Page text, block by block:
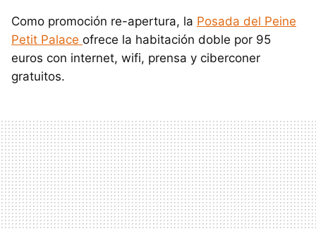
Como promoción re-apertura, la Posada del Peine
Petit Palace ofrece la habitación doble por 95
euros con internet, wifi, prensa y ciberconer
gratuitos.